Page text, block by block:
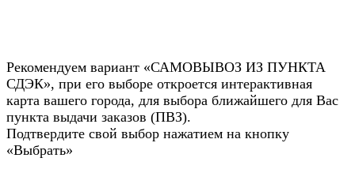
Рекомендуем вариант «САМОВЫВОЗ ИЗ ПУНКТА
СДЭК», при его выборе откроется интерактивная
карта вашего города, для выбора ближайшего для Вас
пункта выдачи заказов (ПВЗ).
Подтвердите свой выбор нажатием на кнопку
«Выбрать»